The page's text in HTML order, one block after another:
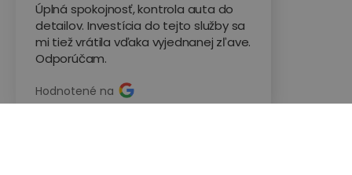
Úplná spokojnosť, kontrola auta do
detailov. Investícia do tejto služby sa
mi tiež vrátila vďaka vyjednanej zľave.
Odporúčam.
Hodnotené na